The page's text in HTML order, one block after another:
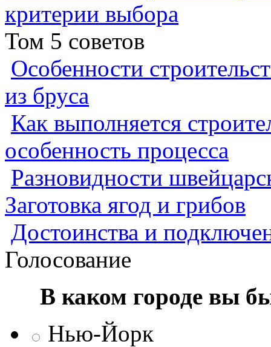
критерии выбора
Том 5 советов
Особенности
из бруса
Как выполняется
особенность процесса
Разновидности
Заготовка ягод и грибов
Достоинства и
Голосование
В каком городе вы
Нью-Йорк